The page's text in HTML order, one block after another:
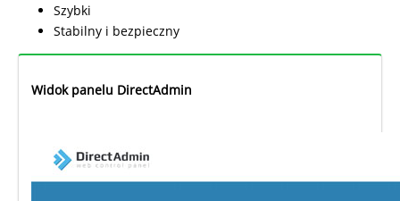
Szybki
Stabilny i bezpieczny
Widok panelu DirectAdmin